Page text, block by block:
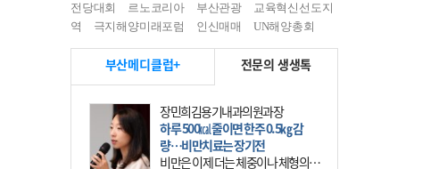
전당대회
르노코리아 부산관광
교육혁신선도지
역
극지해양미래포럼 인신매매 UN해양총회
부산메디클럽+ 전문의 생생톡
장민희김용기내과의원과장
하루 500㎉ 줄이면 한주 0.5㎏ 감
량…비만치료는 장기전
비만은 이제 더는 체중이나 체형의 문